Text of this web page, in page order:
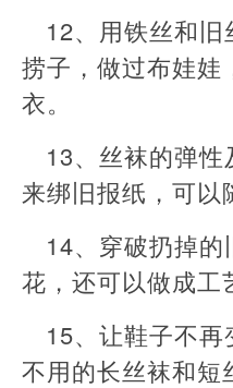
12、用铁丝和
捞子，做过布娃娃
衣。
13、丝袜的弹
来绑旧报纸，可以
14、穿破扔掉
花，还可以做成工
15、让鞋子不
不用的长丝袜和短